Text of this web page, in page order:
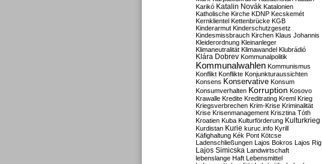
Karikó Katalin Novák Katalonien
Katholische Kirche KDNP Kecskemét
Kernklientel Kettenbrücke KGB
Kinderarmut Kinderschutzgesetz
Kindesmissbrauch Kirchen Klaus Johannis
Kleiderordnung Kleinanleger
Klimaneutralität Klimawandel Klubrádió
Klára Dobrev Kommunalpolitik
Kommunalwahlen Kommunismus
Konflikt Konflikte Konjunkturaussichten
Konsens Konservative Konsum
Konsumverhalten Korruption Kosovo
Krawalle Kredite Kreditrating Kreml Krieg
Kriegsverbrechen Krim-Krise Kriminalität
Krise Krisenmanagement Krisztina Tóth
Kroatien Kuba Kulturförderung Kulturkrieg
Kurdistan Kurie kuruc.info Kyrill
Käfighaltung Kék Pont Kötcse
Ladenschließungen Lajos Bokros Lajos Rig
Lajos Simicska Landwirtschaft
lebenslange Haft Lebensmittel